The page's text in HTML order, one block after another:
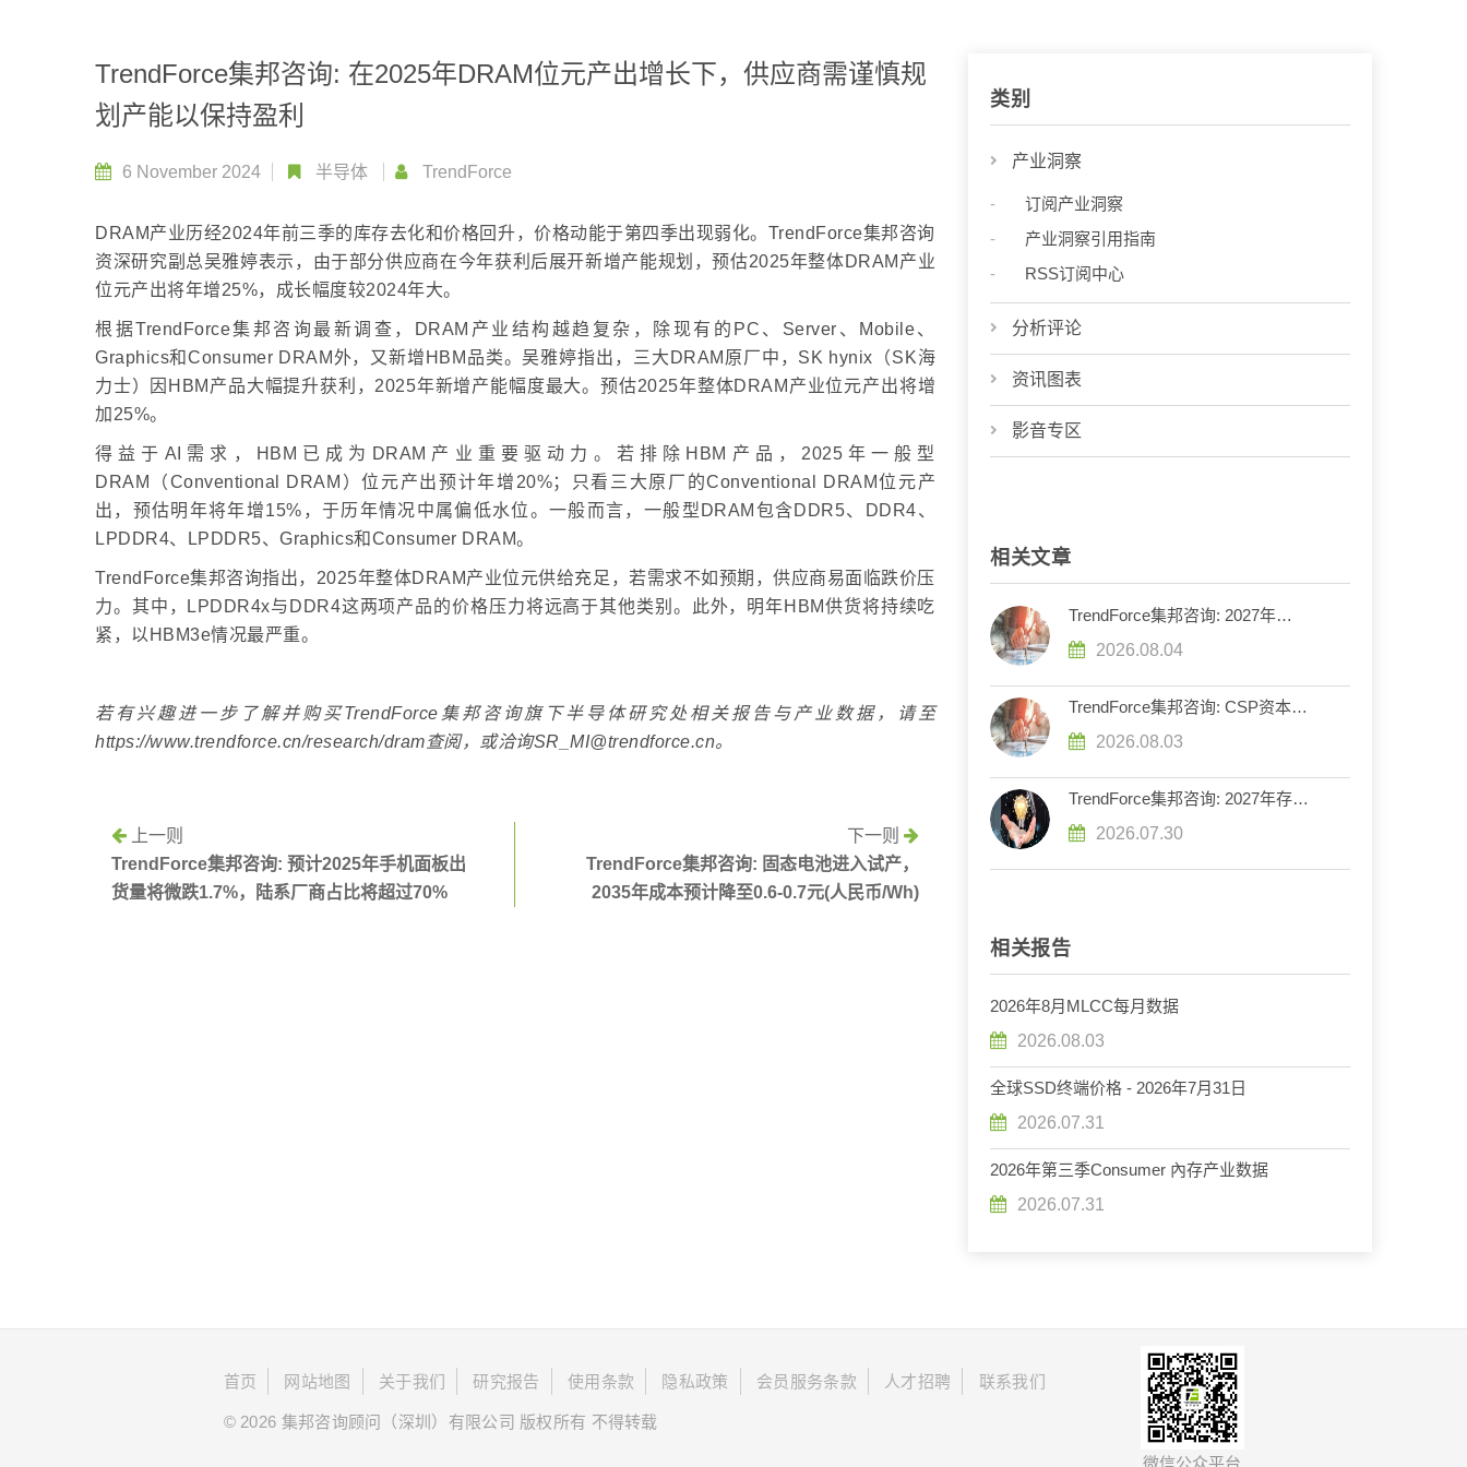
TrendForce集邦咨询: 在2025年DRAM位元产出增长下，供应商需谨慎规
划产能以保持盈利
6 November 2024 半导体 TrendForce
DRAM产业历经2024年前三季的库存去化和价格回升，价格动能于第四季出现弱化。TrendForce集邦咨询
资深研究副总吴雅婷表示，由于部分供应商在今年获利后展开新增产能规划，预估2025年整体DRAM产业
位元产出将年增25%，成长幅度较2024年大。
根据TrendForce集邦咨询最新调查，DRAM产业结构越趋复杂，除现有的PC、Server、Mobile、
Graphics和Consumer DRAM外，又新增HBM品类。吴雅婷指出，三大DRAM原厂中，SK hynix（SK海
力士）因HBM产品大幅提升获利，2025年新增产能幅度最大。预估2025年整体DRAM产业位元产出将增
加25%。
得益于AI需求，HBM已成为DRAM产业重要驱动力。若排除HBM产品，2025年一般型
DRAM（Conventional DRAM）位元产出预计年增20%；只看三大原厂的Conventional DRAM位元产
出，预估明年将年增15%，于历年情况中属偏低水位。一般而言，一般型DRAM包含DDR5、DDR4、
LPDDR4、LPDDR5、Graphics和Consumer DRAM。
TrendForce集邦咨询指出，2025年整体DRAM产业位元供给充足，若需求不如预期，供应商易面临跌价压
力。其中，LPDDR4x与DDR4这两项产品的价格压力将远高于其他类别。此外，明年HBM供货将持续吃
紧，以HBM3e情况最严重。
若有兴趣进一步了解并购买TrendForce集邦咨询旗下半导体研究处相关报告与产业数据，请至
https://www.trendforce.cn/research/dram查阅，或洽询SR_MI@trendforce.cn。
上一则
TrendForce集邦咨询: 预计2025年手机面板出
货量将微跌1.7%，陆系厂商占比将超过70%
下一则
TrendForce集邦咨询: 固态电池进入试产，
2035年成本预计降至0.6-0.7元(人民币/Wh)
类别
产业洞察
订阅产业洞察
产业洞察引用指南
RSS订阅中心
分析评论
资讯图表
影音专区
相关文章
TrendForce集邦咨询: 2027年
下调Rubin Ultra HBM配置
2026.08.04
TrendForce集邦咨询: CSP资本支
出货量增幅上调至近31%
2026.08.03
TrendForce集邦咨询: 2027年存储
紧缺、NAND Flash转趋宽松
2026.07.30
相关报告
2026年8月MLCC每月数据
2026.08.03
全球SSD终端价格 - 2026年7月31日
2026.07.31
2026年第三季Consumer 內存产业数据
2026.07.31
首页 网站地图 关于我们 研究报告 使用条款 隐私政策 会员服务条款 人才招聘 联系我们
© 2026 集邦咨询顾问（深圳）有限公司 版权所有 不得转载
微信公众平台